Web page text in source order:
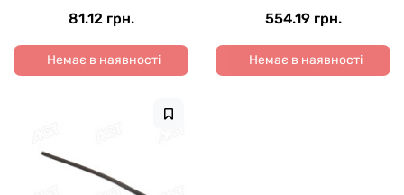
81.12 грн.
Немає в наявності
554.19 грн.
Немає в наявності